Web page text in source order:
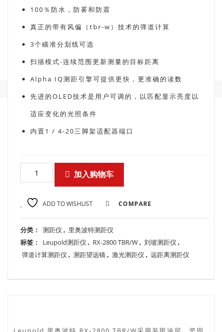
100％防水，防雾和防震
真正的带有风偏（tbr-w）技术的弹道计算
3个瞄准分划线可选
扫描模式-连续范围更新测量的目标距离
Alpha IQ测距引擎可提供更快，更准确的读数
先进的OLED技术是用户可调的，以匹配显示亮度以
适应变化的光照条件
内置1 / 4-20三脚架适配器端口
加入购物车
ADD TO WISHLIST COMPARE
分类： 测距仪 , 里奥波特测距仪
标签：
Leupold测距仪 , RX-2800 TBR/W, 刘坡测距仪 ,
弹道计算测距仪 , 测距望远镜, 激光测距仪 , 远距离测距仪